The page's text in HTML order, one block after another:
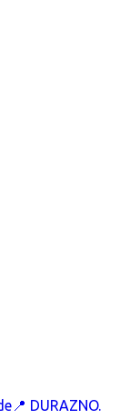
DURAZNO.